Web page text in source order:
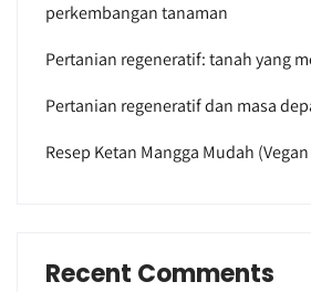
perkembangan tanaman
Pertanian regeneratif: tanah yang
Pertanian regeneratif dan masa
Resep Ketan Mangga Mudah
Recent Comments